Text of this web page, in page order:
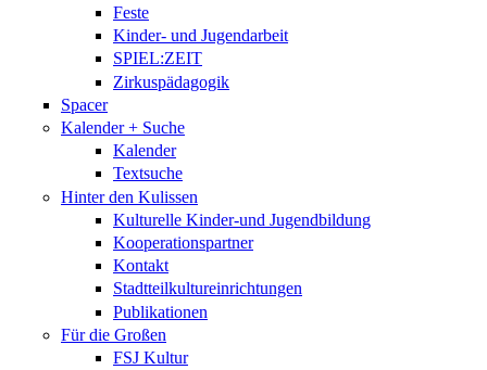
Feste
Kinder- und Jugendarbeit
SPIEL:ZEIT
Zirkuspädagogik
Spacer
Kalender + Suche
Kalender
Textsuche
Hinter den Kulissen
Kulturelle Kinder-und Jugendbildung
Kooperationspartner
Kontakt
Stadtteilkultureinrichtungen
Publikationen
Für die Großen
FSJ Kultur